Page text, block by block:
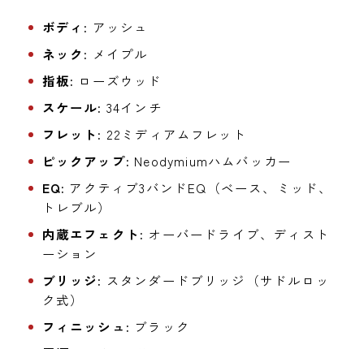
ボディ: アッシュ
ネック: メイプル
指板: ローズウッド
スケール: 34インチ
フレット: 22ミディアムフレット
ピックアップ: Neodymiumハムバッカー
EQ: アクティブ3バンドEQ（ベース、ミッド、
トレブル）
内蔵エフェクト: オーバードライブ、ディスト
ーション
ブリッジ: スタンダードブリッジ（サドルロッ
ク式）
フィニッシュ: ブラック